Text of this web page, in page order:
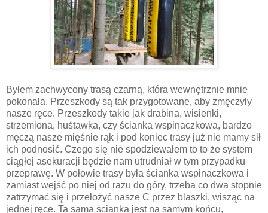
Byłem zachwycony trasą czarną, która wewnętrznie mnie
pokonała. Przeszkody są tak przygotowane, aby zmęczyły
nasze ręce. Przeszkody takie jak drabina, wisienki,
strzemiona, huśtawka, czy ścianka wspinaczkowa, bardzo
męczą nasze mięśnie rąk i pod koniec trasy już nie mamy sił
ich podnosić. Czego się nie spodziewałem to to że system
ciągłej asekuracji będzie nam utrudniał w tym przypadku
przeprawę. W połowie trasy była ścianka wspinaczkowa i
zamiast wejść po niej od razu do góry, trzeba co dwa stopnie
zatrzymać się i przełożyć nasze C przez blaszki, wisząc na
jednej ręce. Ta sama ścianka jest na samym końcu,